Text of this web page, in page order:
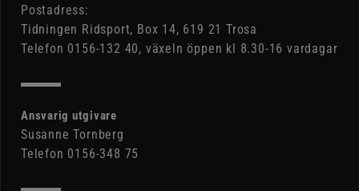
Postadress:
Tidningen Ridsport, Box 14, 619 21 Trosa
Telefon 0156-132 40, växeln öppen kl 8.30-16 vardagar
Ansvarig utgivare
Susanne Tornberg
Telefon 0156-348 75